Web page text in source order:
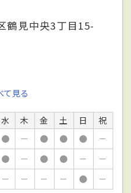
鶴見中央3丁目15-
て見る
水 木 金 土 日
祝
● － ● ● ●
－
● － ● ● －
－
－ － － － ●
－